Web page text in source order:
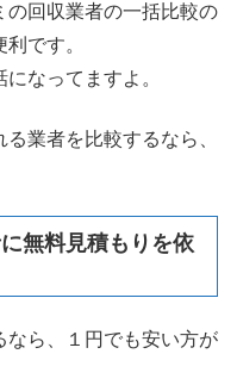
の回収業者の一括比較の
です。
なってますよ。
業者を比較するなら、
無料見積もりを依
なら、１円でも安い方が